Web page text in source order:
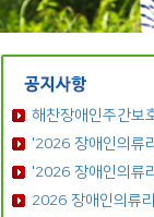
해찬장애인주간보
'2026 장애인의류
'2026 장애인의류
2026 장애인의류